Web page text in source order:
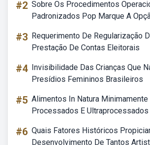
#2 Sobre Os Procedimentos
Padronizados Pop Marque A
#3 Requerimento De Regularização
Prestação De Contas Eleitorais
#4 Invisibilidade Das Crianças Que
Presídios Femininos Brasileiros
#5 Alimentos In Natura
Processados E Ultraprocessados
#6 Quais Fatores Históricos
Desenvolvimento De Tantos